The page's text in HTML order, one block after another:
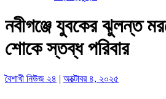
নবীগঞ্জে যুবকের ঝুলন্ত
শোকে স্তব্ধ পরিবার
বৈশাখী নিউজ ২৪ | অক্টোবর ৪, ২০২৫